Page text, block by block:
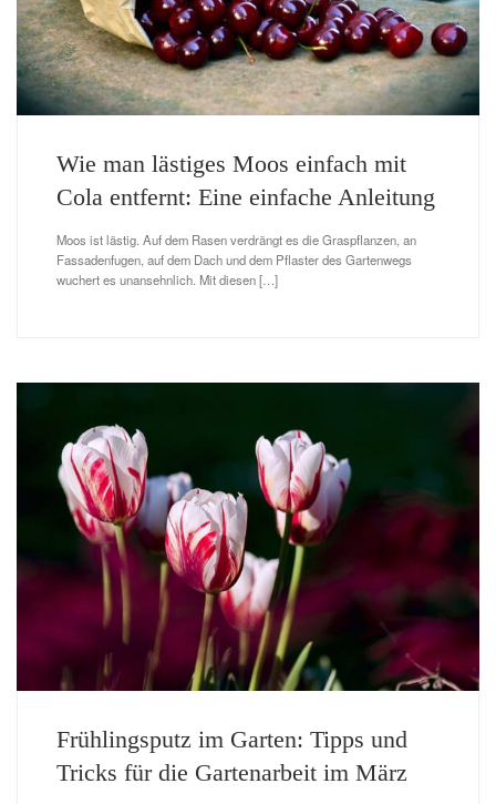
Wie man lästiges Moos einfach mit
Cola entfernt: Eine einfache Anleitung
Moos ist lästig. Auf dem Rasen verdrängt es die Graspflanzen, an
Fassadenfugen, auf dem Dach und dem Pflaster des Gartenwegs
wuchert es unansehnlich. Mit diesen […]
Frühlingsputz im Garten: Tipps und
Tricks für die Gartenarbeit im März